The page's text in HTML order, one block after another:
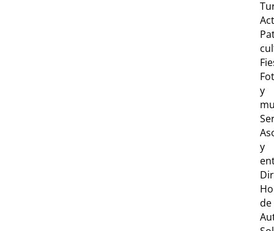
y
y
de